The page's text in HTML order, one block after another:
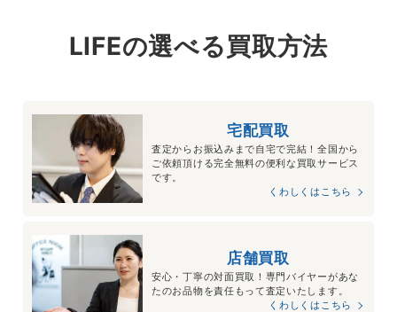
LIFEの選べる買取方法
宅配買取
査定からお振込みまで自宅で完結！全国から
ご依頼頂ける完全無料の便利な買取サービス
です。
くわしくはこちら
店舗買取
安心・丁寧の対面買取！専門バイヤーがあな
たのお品物を責任もって査定いたします。
くわしくはこちら